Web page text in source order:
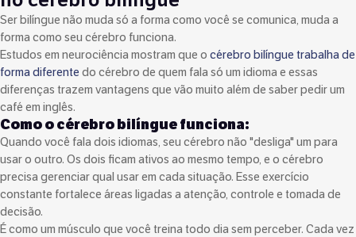
Ser bilíngue não muda só a forma como você se comunica, muda a
forma como seu cérebro funciona.
Estudos em neurociência mostram que o cérebro bilíngue trabalha de
forma diferente do cérebro de quem fala só um idioma e essas
diferenças trazem vantagens que vão muito além de saber pedir um
café em inglês.
Como o cérebro bilíngue funciona:
Quando você fala dois idiomas, seu cérebro não "desliga" um para
usar o outro. Os dois ficam ativos ao mesmo tempo, e o cérebro
precisa gerenciar qual usar em cada situação. Esse exercício
constante fortalece áreas ligadas a atenção, controle e tomada de
decisão.
É como um músculo que você treina todo dia sem perceber. Cada vez